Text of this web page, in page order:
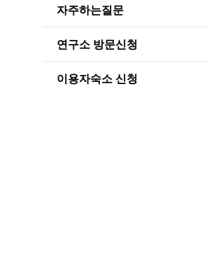
자주하는질문
연구소 방문신청
이용자숙소 신청